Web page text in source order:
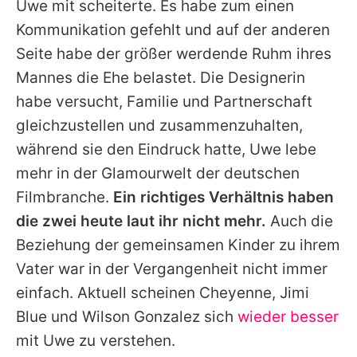
Uwe mit scheiterte. Es habe zum einen
Kommunikation gefehlt und auf der anderen
Seite habe der größer werdende Ruhm ihres
Mannes die Ehe belastet. Die Designerin
habe versucht, Familie und Partnerschaft
gleichzustellen und zusammenzuhalten,
während sie den Eindruck hatte, Uwe lebe
mehr in der Glamourwelt der deutschen
Filmbranche. Ein richtiges Verhältnis haben
die zwei heute laut ihr nicht mehr. Auch die
Beziehung der gemeinsamen Kinder zu ihrem
Vater war in der Vergangenheit nicht immer
einfach. Aktuell scheinen Cheyenne, Jimi
Blue und Wilson Gonzalez sich wieder besser
mit Uwe zu verstehen.